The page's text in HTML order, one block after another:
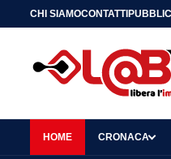
CHI SIAMOCONTATTI
HOME CRONACA